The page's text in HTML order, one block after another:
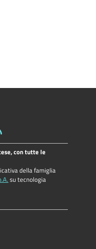
con tutte le
della famiglia
su tecnologia